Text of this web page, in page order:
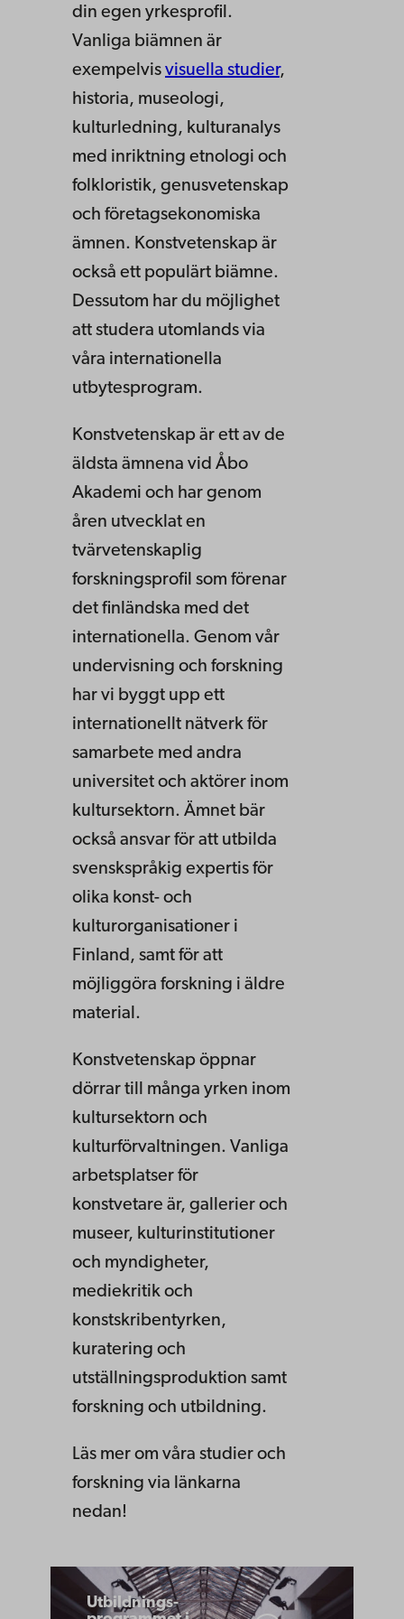
din egen yrkesprofil.
Vanliga biämnen är
exempelvis visuella studier,
historia, museologi,
kulturledning, kulturanalys
med inriktning etnologi och
folkloristik, genusvetenskap
och företagsekonomiska
ämnen. Konstvetenskap är
också ett populärt biämne.
Dessutom har du möjlighet
att studera utomlands via
våra internationella
utbytesprogram.
Konstvetenskap är ett av de
äldsta ämnena vid Åbo
Akademi och har genom
åren utvecklat en
tvärvetenskaplig
forskningsprofil som förenar
det finländska med det
internationella. Genom vår
undervisning och forskning
har vi byggt upp ett
internationellt nätverk för
samarbete med andra
universitet och aktörer inom
kultursektorn. Ämnet bär
också ansvar för att utbilda
svenskspråkig expertis för
olika konst- och
kulturorganisationer i
Finland, samt för att
möjliggöra forskning i äldre
material.
Konstvetenskap öppnar
dörrar till många yrken inom
kultursektorn och
kulturförvaltningen. Vanliga
arbetsplatser för
konstvetare är, gallerier och
museer, kulturinstitutioner
och myndigheter,
mediekritik och
konstskribentyrken,
kuratering och
utställningsproduktion samt
forskning och utbildning.
Läs mer om våra studier och
forskning via länkarna
nedan!
Utbildnings­
Utbildnings­
programmet